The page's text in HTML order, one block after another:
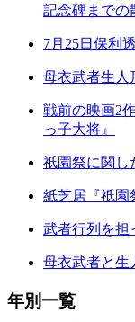
記念碑までの
7月25日保利
母衣武者生人
戦前の映画2
っ子大将』
祇園祭に関し
紙芝居『祇園
武者行列を担
母衣武者と生
年別一覧